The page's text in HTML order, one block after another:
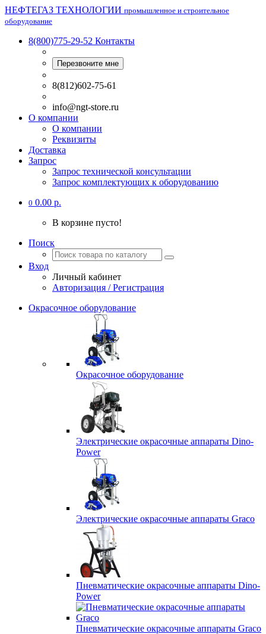
НЕФТЕГАЗ ТЕХНОЛОГИИ промышленное и строительное
оборудование
8(800)775-29-52 Контакты
Перезвоните мне
8(812)602-75-61
info@ngt-store.ru
О компании
О компании
Реквизиты
Доставка
Запрос
Запрос технической консультации
Запрос комплектующих к оборудованию
0 0.00 р.
В корзине пусто!
Поиск
Вход
Личный кабинет
Авторизация / Регистрация
Окрасочное оборудование
Окрасочное оборудование
Электрические окрасочные аппараты Dino-
Power
Электрические окрасочные аппараты Graco
Пневматические окрасочные аппараты Dino-
Power
Пневматические окрасочные аппараты Graco